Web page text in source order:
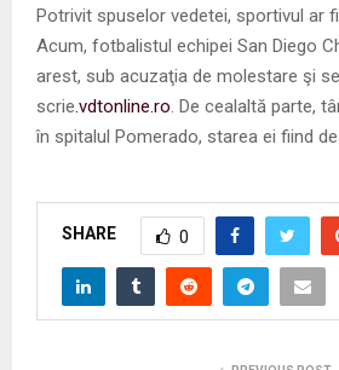
Potrivit spuselor vedetei, sportivul ar
Acum, fotbalistul echipei San Diego
arest, sub acuzaţia de molestare şi
scrie .vdtonline.ro . De cealaltă parte,
în spitalul Pomerado, starea ei fiind
SHARE 0